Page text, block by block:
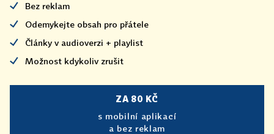
Bez reklam
Odemykejte obsah pro přátele
Články v audioverzi + playlist
Možnost kdykoliv zrušit
ZA 80 KČ
s mobilní aplikací
a bez reklam